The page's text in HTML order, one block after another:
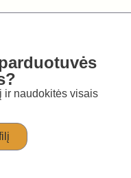
ir naudokitės visais